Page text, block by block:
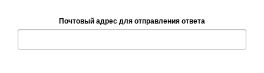
Почтовый адрес для отправления ответа